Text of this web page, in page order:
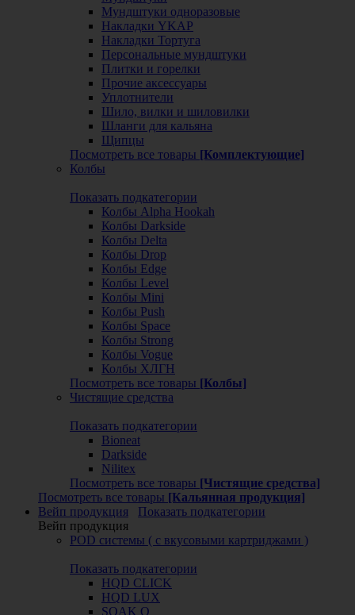
Мундштуки одноразовые
Накладки YKAP
Накладки Тортуга
Персональные мундштуки
Плитки и горелки
Прочие аксессуары
Уплотнители
Шило, вилки и шиловилки
Шланги для кальяна
Щипцы
Посмотреть все товары [Комплектующие]
Колбы
Показать подкатегории
Колбы Alpha Hookah
Колбы Darkside
Колбы Delta
Колбы Drop
Колбы Edge
Колбы Level
Колбы Mini
Колбы Push
Колбы Space
Колбы Strong
Колбы Vogue
Колбы ХЛГН
Посмотреть все товары [Колбы]
Чистящие средства
Показать подкатегории
Bioneat
Darkside
Nilitex
Посмотреть все товары [Чистящие средства]
Посмотреть все товары [Кальянная продукция]
Вейп продукция
Показать подкатегории
Вейп продукция
POD системы ( с вкусовыми картриджами )
Показать подкатегории
HQD CLICK
HQD LUX
SOAK Q